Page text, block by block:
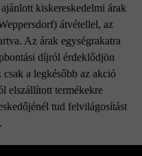
kiskereskedelmi árak
átvétellel, az
Az árak egységrakatra
díjról érdeklődjön
a legkésőbb az akció
elszállított termékekre
tud felvilágosítást